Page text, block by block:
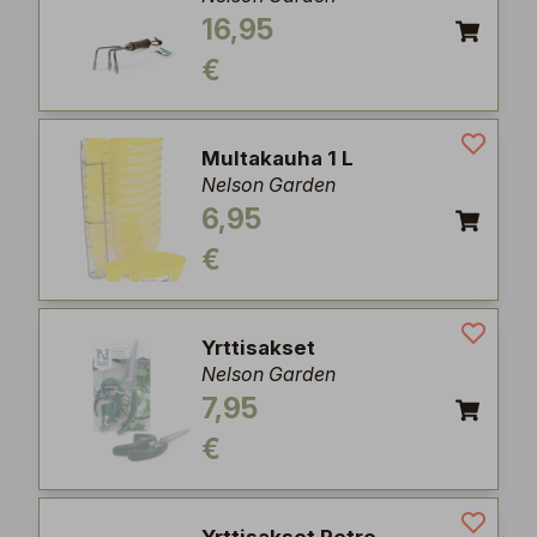
16,95
€
Multakauha 1 L
Nelson Garden
6,95
€
Yrttisakset
Nelson Garden
7,95
€